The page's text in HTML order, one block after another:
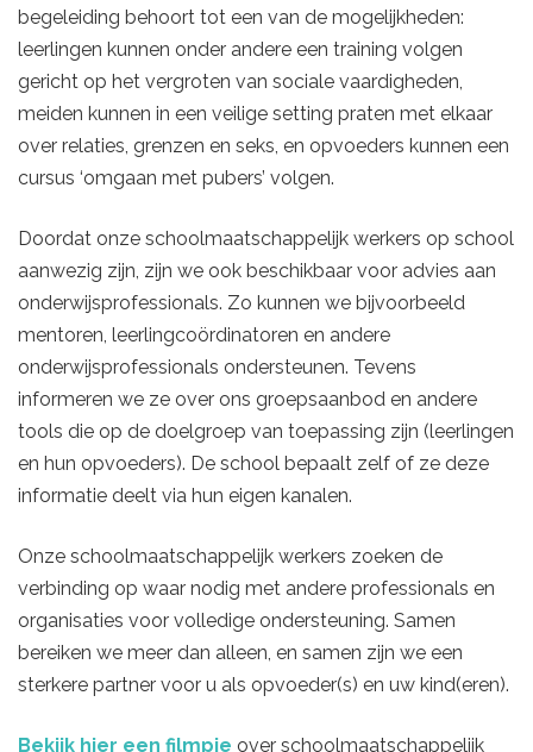
begeleiding behoort tot een van de mogelijkheden:
leerlingen kunnen onder andere een training volgen
gericht op het vergroten van sociale vaardigheden,
meiden kunnen in een veilige setting praten met elkaar
over relaties, grenzen en seks, en opvoeders kunnen een
cursus ‘omgaan met pubers’ volgen.
Doordat onze schoolmaatschappelijk werkers op school
aanwezig zijn, zijn we ook beschikbaar voor advies aan
onderwijsprofessionals. Zo kunnen we bijvoorbeeld
mentoren, leerlingcoördinatoren en andere
onderwijsprofessionals ondersteunen. Tevens
informeren we ze over ons groepsaanbod en andere
tools die op de doelgroep van toepassing zijn (leerlingen
en hun opvoeders). De school bepaalt zelf of ze deze
informatie deelt via hun eigen kanalen.
Onze schoolmaatschappelijk werkers zoeken de
verbinding op waar nodig met andere professionals en
organisaties voor volledige ondersteuning. Samen
bereiken we meer dan alleen, en samen zijn we een
sterkere partner voor u als opvoeder(s) en uw kind(eren).
Bekijk hier een filmpje over schoolmaatschappelijk